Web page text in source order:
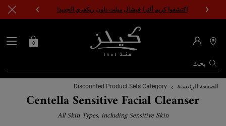
اكتشفوا كريم ألترا فيشال ميلت داون ريكفري الجديد!
بحث
محدد
المتاجر
حقيبتي
0
المحتوى الرئيسي
الصفحة الرئيسية Discounted Product Sets Category
Centella Sensitive Facial Cleanser
All Skin Types, including Sensitive Skin